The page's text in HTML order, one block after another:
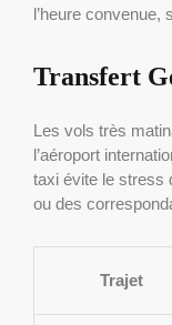
l’heure convenue,
Transfert
Les vols très
l’aéroport
taxi évite le stress
ou des
Trajet